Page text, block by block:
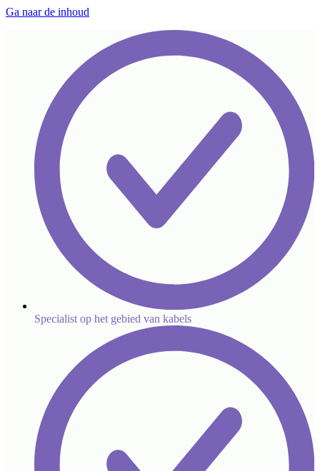
Ga naar de inhoud
Specialist op het gebied van kabels